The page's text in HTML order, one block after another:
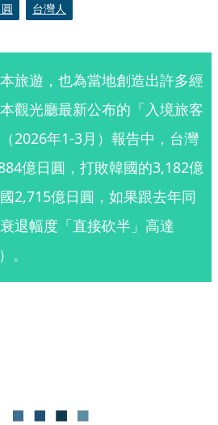
台灣人
旅遊，也為當地創造出許多經
觀光廳最新公布的「入境旅客
2026年1-3月）報告中，台灣
億日圓，打敗韓國的3,182億
2,715億日圓，如果跟去年同
退幅度「直接砍半」高達
。